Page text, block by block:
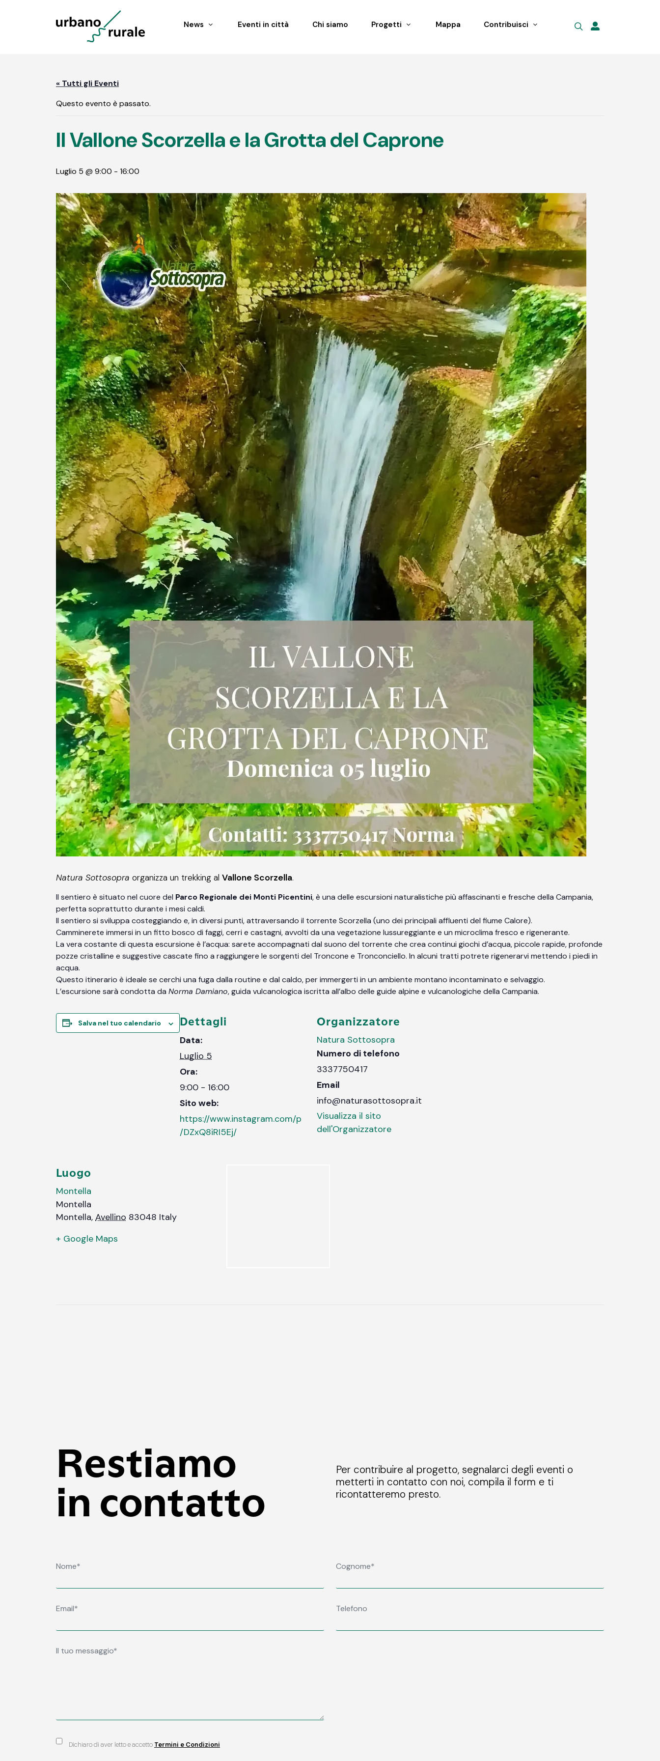
News Eventi in città Chi siamo Progetti Mappa Contribuisci
« Tutti gli Eventi
Questo evento è passato.
Il Vallone Scorzella e la Grotta del Caprone
Luglio 5 @ 9:00 - 16:00
Natura Sottosopra organizza un trekking al Vallone Scorzella.
Il sentiero è situato nel cuore del Parco Regionale dei Monti Picentini, è una delle escursioni naturalistiche più affascinanti e fresche della Campania,
perfetta soprattutto durante i mesi caldi.
Il sentiero si sviluppa costeggiando e, in diversi punti, attraversando il torrente Scorzella (uno dei principali affluenti del fiume Calore).
Camminerete immersi in un fitto bosco di faggi, cerri e castagni, avvolti da una vegetazione lussureggiante e un microclima fresco e rigenerante.
La vera costante di questa escursione è l’acqua: sarete accompagnati dal suono del torrente che crea continui giochi d’acqua, piccole rapide, profonde
pozze cristalline e suggestive cascate fino a raggiungere le sorgenti del Troncone e Tronconciello. In alcuni tratti potrete rigenerarvi mettendo i piedi in
acqua.
Questo itinerario è ideale se cerchi una fuga dalla routine e dal caldo, per immergerti in un ambiente montano incontaminato e selvaggio.
L’escursione sarà condotta da Norma Damiano, guida vulcanologica iscritta all’albo delle guide alpine e vulcanologiche della Campania.
Salva nel tuo calendario Dettagli
Data:
Luglio 5
Ora:
9:00 - 16:00
Sito web:
https://www.instagram.com/p
/DZxQ8iRI5Ej/
Organizzatore
Natura Sottosopra
Numero di telefono
3337750417
Email
info@naturasottosopra.it
Visualizza il sito
dell'Organizzatore
Luogo
Montella
Montella
Montella, Avellino 83048 Italy
+ Google Maps
Restiamo
in contatto
Per contribuire al progetto, segnalarci degli eventi o
metterti in contatto con noi, compila il form e ti
ricontatteremo presto.
Dichiaro di aver letto e accetto Termini e Condizioni